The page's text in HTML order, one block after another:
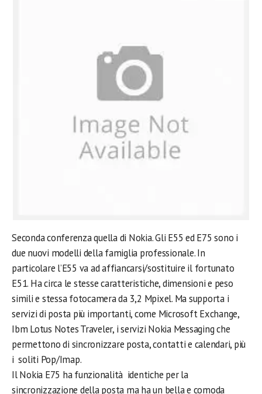
Seconda conferenza quella di Nokia. Gli E55 ed E75 sono i
due nuovi modelli della famiglia professionale. In
particolare l’E55 va ad affiancarsi/sostituire il fortunato
E51. Ha circa le stesse caratteristiche, dimensioni e peso
simili e stessa fotocamera da 3,2 Mpixel. Ma supporta i
servizi di posta più importanti, come Microsoft Exchange,
Ibm Lotus Notes Traveler, i servizi Nokia Messaging che
permettono di sincronizzare posta, contatti e calendari, più
i soliti Pop/Imap.
Il Nokia E75 ha funzionalità identiche per la
sincronizzazione della posta ma ha un bella e comoda